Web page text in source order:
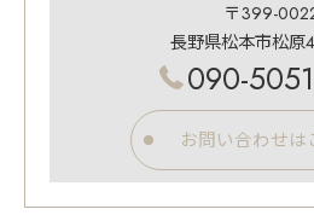
〒399-
長野県松本市松原
090-
お問い合わせは